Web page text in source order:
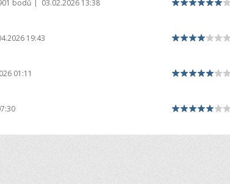
bodů | 03.02.2026 13:38
19:43
01:11